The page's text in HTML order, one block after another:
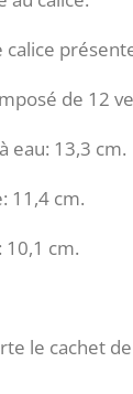
calice
de 12
eau: 13,3 cm.
11,4 cm.
10,1 cm.
le cachet